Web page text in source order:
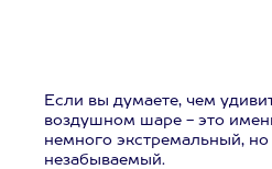
Если вы думаете, чем
воздушном шаре - это
немного экстремальный,
незабываемый.